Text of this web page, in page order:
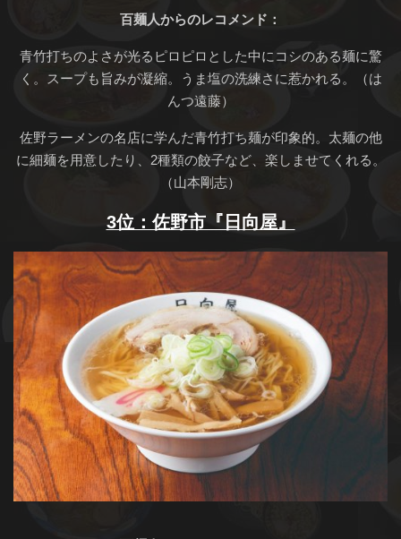
百麺人からのレコメンド：
青竹打ちのよさが光るピロピロとした中にコシのある麺に驚
く。スープも旨みが凝縮。うま塩の洗練さに惹かれる。（は
んつ遠藤）
佐野ラーメンの名店に学んだ青竹打ち麺が印象的。太麺の他
に細麺を用意したり、2種類の餃子など、楽しませてくれる。
（山本剛志）
3位：佐野市『日向屋』